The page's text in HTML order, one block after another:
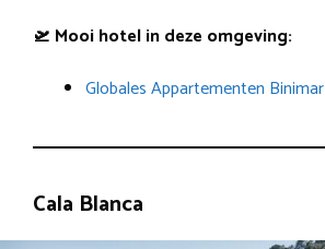
🛫 Mooi hotel in deze omgeving:
Globales Appartementen Binimar
Cala Blanca